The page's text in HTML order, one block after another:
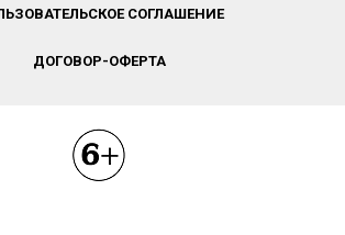
СОГЛАШЕНИЕ
ДОГОВОР-ОФЕРТА